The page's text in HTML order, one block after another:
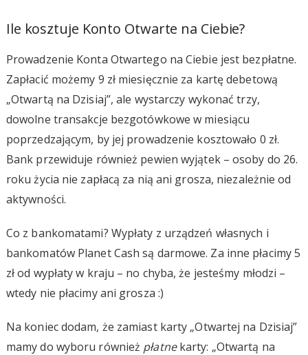
Ile kosztuje Konto Otwarte na Ciebie?
Prowadzenie Konta Otwartego na Ciebie jest bezpłatne.
Zapłacić możemy 9 zł miesięcznie za kartę debetową
„Otwartą na Dzisiaj”, ale wystarczy wykonać trzy,
dowolne transakcje bezgotówkowe w miesiącu
poprzedzającym, by jej prowadzenie kosztowało 0 zł.
Bank przewiduje również pewien wyjątek – osoby do 26.
roku życia nie zapłacą za nią ani grosza, niezależnie od
aktywności.
Co z bankomatami? Wypłaty z urządzeń własnych i
bankomatów Planet Cash są darmowe. Za inne płacimy 5
zł od wypłaty w kraju – no chyba, że jesteśmy młodzi –
wtedy nie płacimy ani grosza :)
Na koniec dodam, że zamiast karty „Otwartej na Dzisiaj”
mamy do wyboru również płatnekarty: „Otwartą na